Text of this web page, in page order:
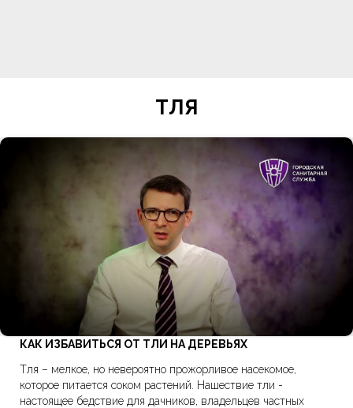
ТЛЯ
КАК ИЗБАВИТЬСЯ ОТ ТЛИ НА ДЕРЕВЬЯХ
Тля – мелкое, но невероятно прожорливое насекомое,
которое питается соком растений. Нашествие тли -
настоящее бедствие для дачников, владельцев частных